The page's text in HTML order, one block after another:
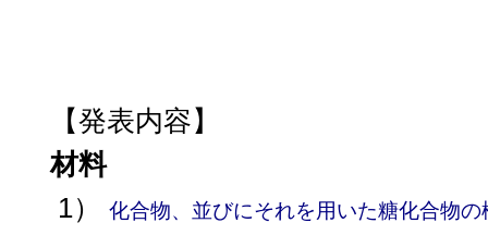
【発表内容】
材料
1）
化合物、並びにそれを用いた糖化合物